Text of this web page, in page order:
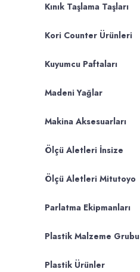
Kınık Taşlama Taşları
Kori Counter Ürünleri
Kuyumcu Paftaları
Madeni Yağlar
Makina Aksesuarları
Ölçü Aletleri İnsize
Ölçü Aletleri Mitutoyo
Parlatma Ekipmanları
Plastik Malzeme Grubu
Plastik Ürünler